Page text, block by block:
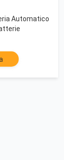
Automatico